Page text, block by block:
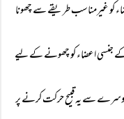
کو غیرمناسب طریقے سے چھونا
جنسی اعضاء کو چھونے کے لیے
سے یہ قبیح حرکت کرنے پر